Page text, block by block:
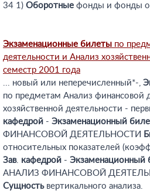
34 1) Оборотные фонды и фонды
Экзаменационные билеты по
деятельности и Анализ
семестр 2001 года
... новый или неперечисленный*-,
по предметам Анализ финансовой
хозяйственной деятельности -
кафедрой - Экзаменационный
ФИНАНСОВОЙ ДЕЯТЕЛЬНОСТИ
относительных показателей
Зав. кафедрой - Экзаменационный
АНАЛИЗ ФИНАНСОВОЙ
Сущностьвертикального анализа.